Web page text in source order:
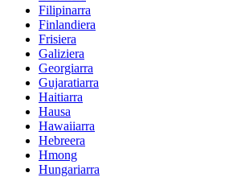
Filipinarra
Finlandiera
Frisiera
Galiziera
Georgiarra
Gujaratiarra
Haitiarra
Hausa
Hawaiiarra
Hebreera
Hmong
Hungariarra